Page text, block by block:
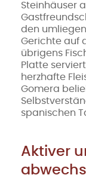
Steinhäuser
den
Gerichte auf
übrigens
Platte
herzhafte
Gomera
spanischen
Aktiver